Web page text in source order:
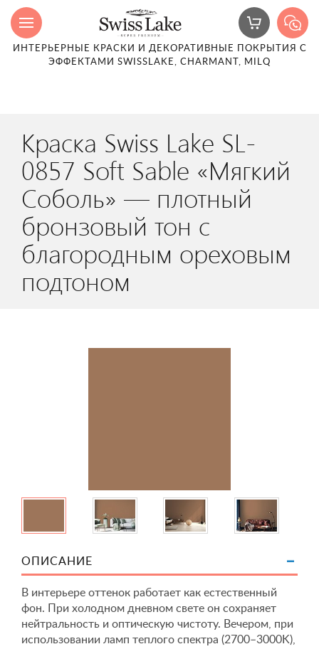
ИНТЕРЬЕРНЫЕ КРАСКИ И ДЕКОРАТИВНЫЕ ПОКРЫТИЯ С
ЭФФЕКТАМИ SWISSLAKE, CHARMANT, MILQ
Краска Swiss Lake SL-
0857 Soft Sable «Мягкий
Соболь» — плотный
бронзовый тон с
благородным ореховым
подтоном
ОПИСАНИЕ
В интерьере оттенок работает как естественный
фон. При холодном дневном свете он сохраняет
нейтральность и оптическую чистоту. Вечером, при
использовании ламп теплого спектра (2700–3000K),